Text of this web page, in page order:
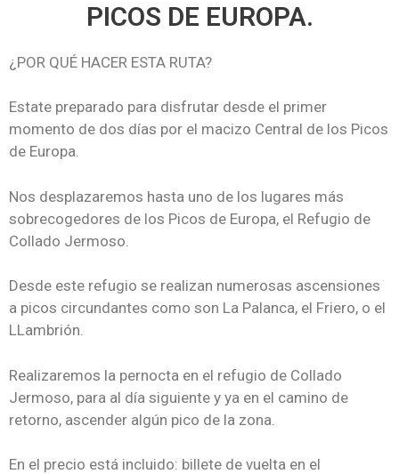
PICOS DE EUROPA.
¿POR QUÉ HACER ESTA RUTA?
Estate preparado para disfrutar desde el primer
momento de dos días por el macizo Central de los Picos
de Europa.
Nos desplazaremos hasta uno de los lugares más
sobrecogedores de los Picos de Europa, el Refugio de
Collado Jermoso.
Desde este refugio se realizan numerosas ascensiones
a picos circundantes como son La Palanca, el Friero, o el
LLambrión.
Realizaremos la pernocta en el refugio de Collado
Jermoso, para al día siguiente y ya en el camino de
retorno, ascender algún pico de la zona.
En el precio está incluido: billete de vuelta en el